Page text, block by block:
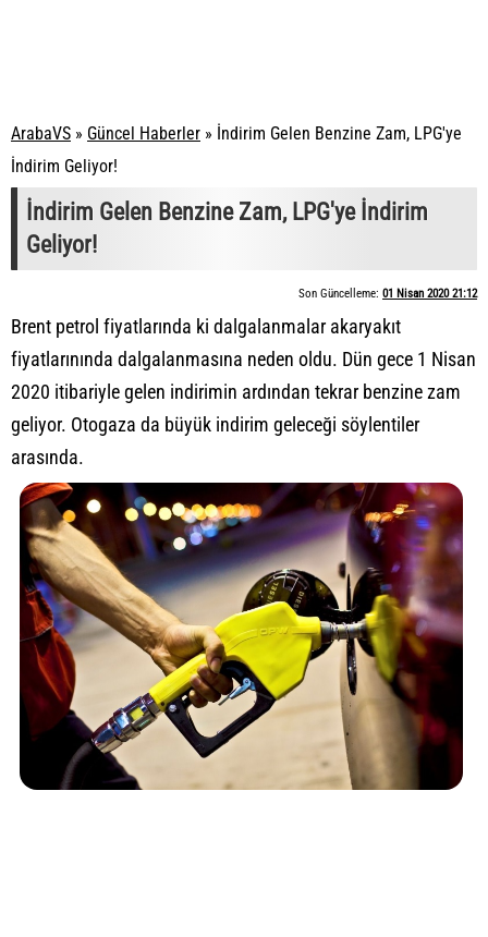
ArabaVS » Güncel Haberler » İndirim Gelen Benzine Zam, LPG'ye
İndirim Geliyor!
İndirim Gelen Benzine Zam, LPG'ye İndirim
Geliyor!
Son Güncelleme: 01 Nisan 2020 21:12
Brent petrol fiyatlarında ki dalgalanmalar akaryakıt
fiyatlarınında dalgalanmasına neden oldu. Dün gece 1 Nisan
2020 itibariyle gelen indirimin ardından tekrar benzine zam
geliyor. Otogaza da büyük indirim geleceği söylentiler
arasında.